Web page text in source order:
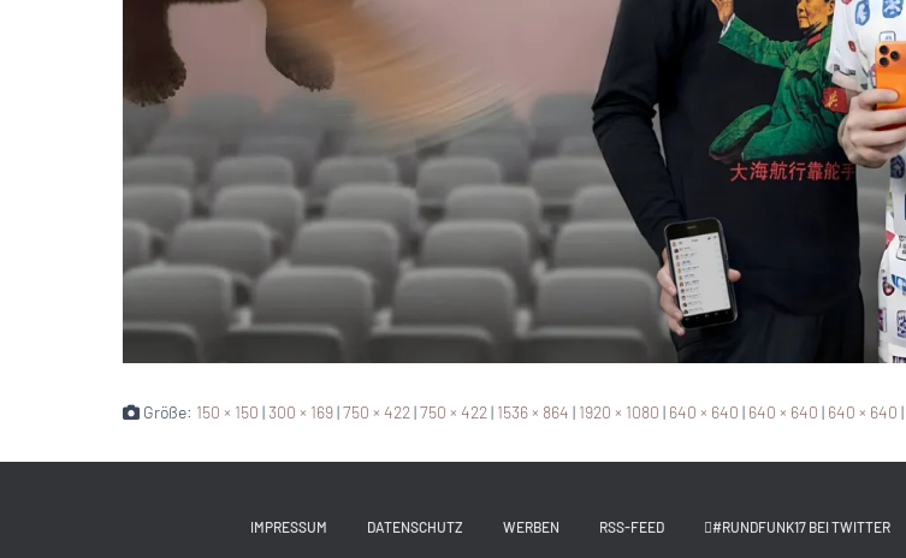
Größe: 150 × 150 |300 × 169|750 × 422|750 × 422| 1536 × 864 | 1920 × 1080 | 640 × 640 | 640 × 640 | 640 × 640 |
IMPRESSUM DATENSCHUTZ WERBEN RSS-FEED #RUNDFUNK17 BEI TWITTER